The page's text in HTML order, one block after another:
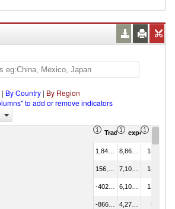
| By Country | By Region
to add or remove indicators
Trade Balance (en
exportación
18.46
14.79
12.70
8.90